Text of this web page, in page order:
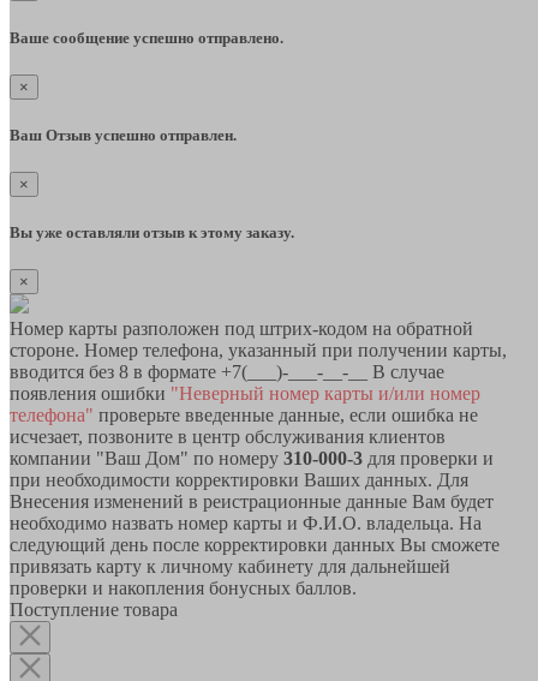
Ваше сообщение успешно отправлено.
×
Ваш Отзыв успешно отправлен.
×
Вы уже оставляли отзыв к этому заказу.
×
Номер карты разположен под штрих-кодом на обратной
стороне. Номер телефона, указанный при получении карты,
вводится без 8 в формате +7(___)-___-__-__ В случае
появления ошибки "Неверный номер карты и/или номер
телефона" проверьте введенные данные, если ошибка не
исчезает, позвоните в центр обслуживания клиентов
компании "Ваш Дом" по номеру 310-000-3 для проверки и
при необходимости корректировки Ваших данных. Для
Внесения изменений в реистрационные данные Вам будет
необходимо назвать номер карты и Ф.И.О. владельца. На
следующий день после корректировки данных Вы сможете
привязать карту к личному кабинету для дальнейшей
проверки и накопления бонусных баллов.
Поступление товара